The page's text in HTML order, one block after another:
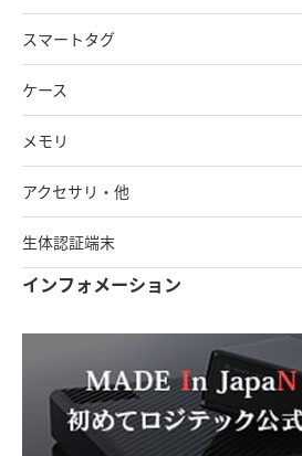
スマートタグ
ケース
メモリ
アクセサリ・他
生体認証端末
インフォメーション